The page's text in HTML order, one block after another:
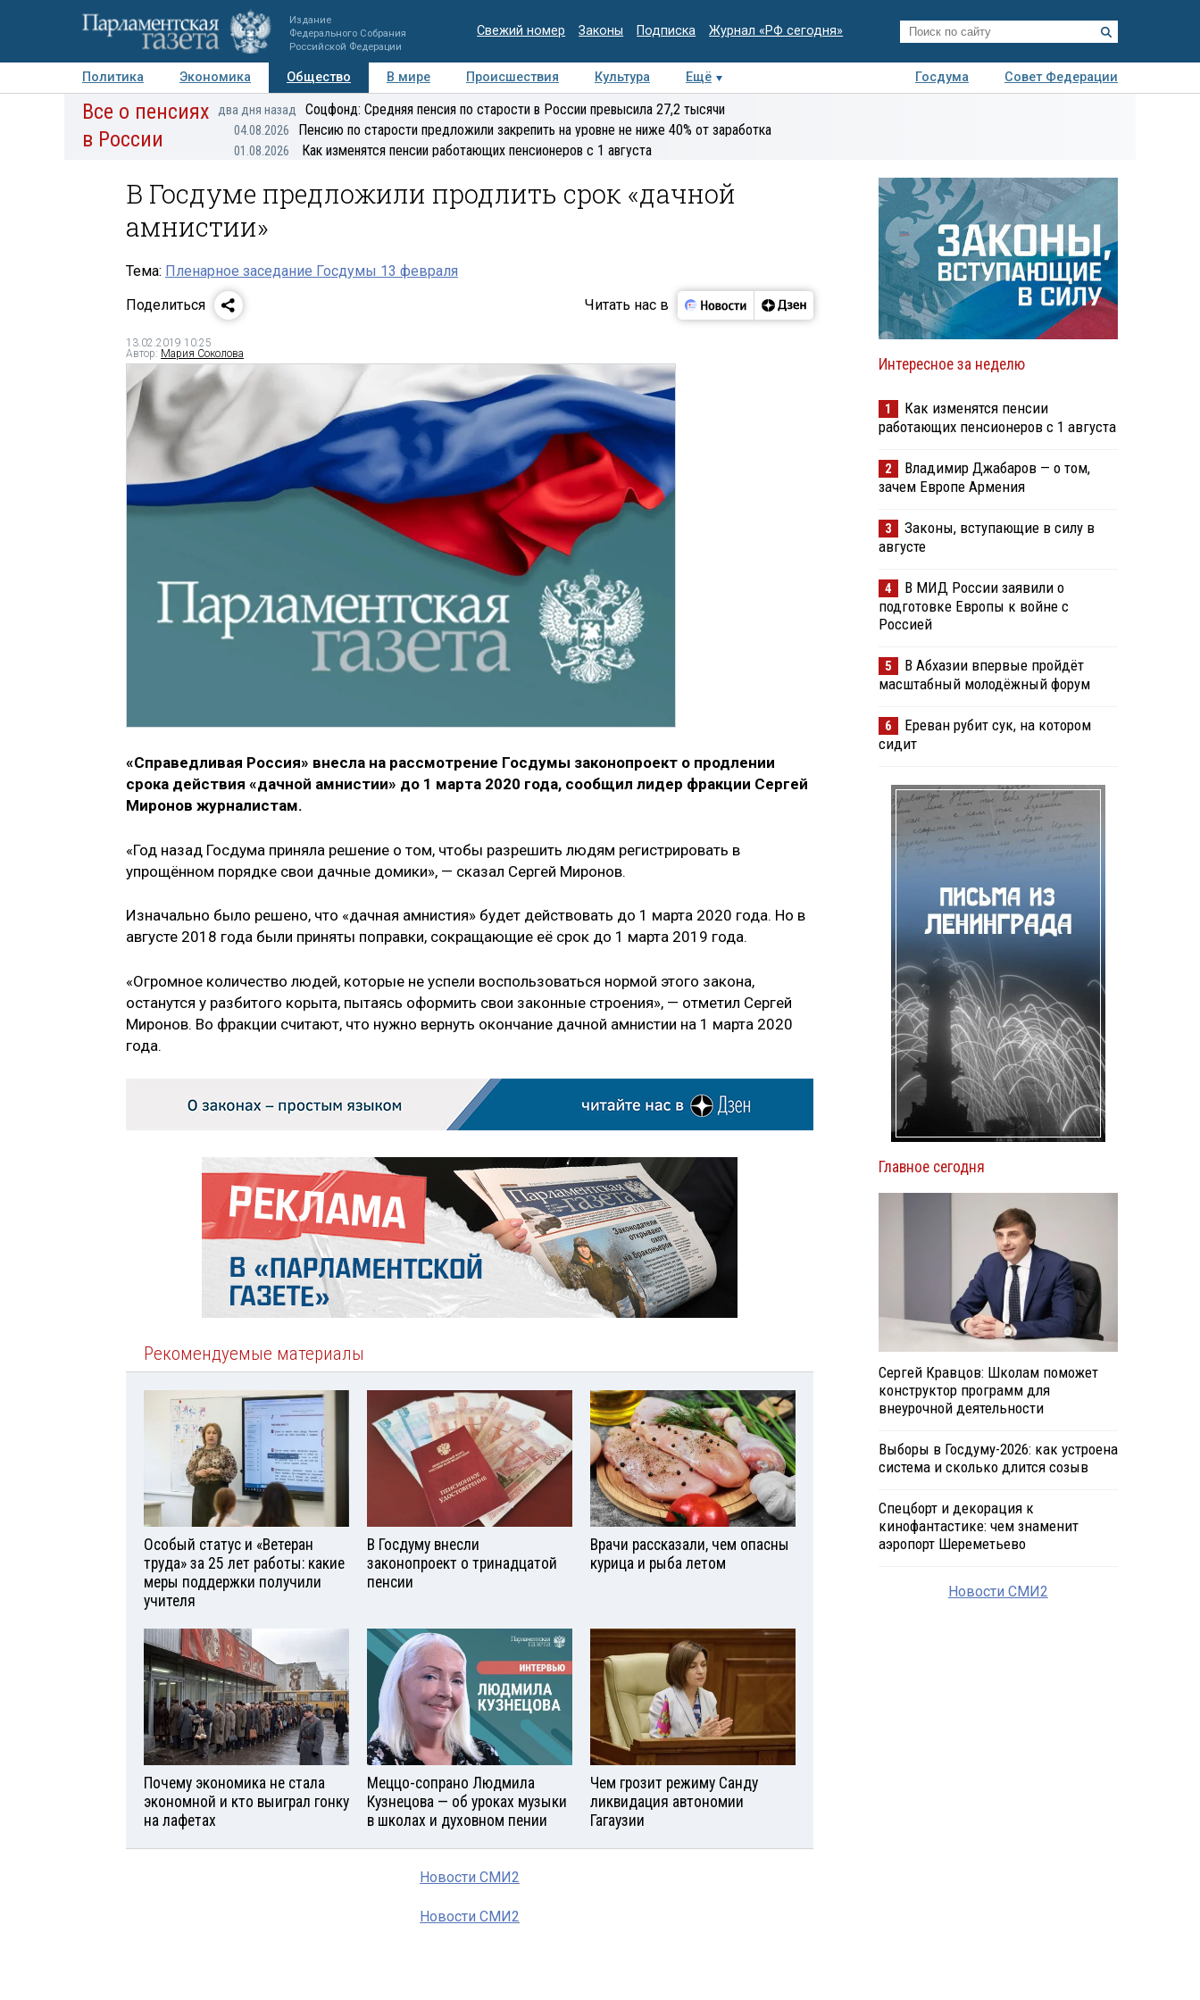
Издание
Федерального Собрания
Российской Федерации
Свежий номер Законы Подписка Журнал «РФ сегодня»
Политика Экономика Общество В мире Происшествия Культура Ещё Госдума
Совет Федерации
Авторы Персоны Мнения Регионы Медиацентр Интервью Колумнисты
Все о пенсиях
в России
два дня назад Соцфонд: Средняя пенсия по старости в России превысила 27,2 тысячи
04.08.2026 Пенсию по старости предложили закрепить на уровне не ниже 40% от заработка
01.08.2026 Как изменятся пенсии работающих пенсионеров с 1 августа
В Госдуме предложили продлить срок «дачной
амнистии»
Тема: Пленарное заседание Госдумы 13 февраля
Поделиться
Читать нас в
13.02.2019 10:25
Автор: Мария Соколова
«Справедливая Россия» внесла на рассмотрение Госдумы законопроект о продлении
срока действия «дачной амнистии» до 1 марта 2020 года, сообщил лидер фракции Сергей
Миронов журналистам.
«Год назад Госдума приняла решение о том, чтобы разрешить людям регистрировать в
упрощённом порядке свои дачные домики», — сказал Сергей Миронов.
Изначально было решено, что «дачная амнистия» будет действовать до 1 марта 2020 года. Но в
августе 2018 года были приняты поправки, сокращающие её срок до 1 марта 2019 года.
«Огромное количество людей, которые не успели воспользоваться нормой этого закона,
останутся у разбитого корыта, пытаясь оформить свои законные строения», — отметил Сергей
Миронов. Во фракции считают, что нужно вернуть окончание дачной амнистии на 1 марта 2020
года.
Рекомендуемые материалы
Особый статус и «Ветеран
труда» за 25 лет работы: какие
меры поддержки получили
учителя
В Госдуму внесли
законопроект о тринадцатой
пенсии
Врачи рассказали, чем опасны
курица и рыба летом
Почему экономика не стала
экономной и кто выиграл гонку
на лафетах
Меццо-сопрано Людмила
Кузнецова — об уроках музыки
в школах и духовном пении
Чем грозит режиму Санду
ликвидация автономии
Гагаузии
Новости СМИ2
Новости СМИ2
Интересное за неделю
1
Как изменятся пенсии
работающих пенсионеров с 1 августа
2
Владимир Джабаров — о том,
зачем Европе Армения
3
Законы, вступающие в силу в
августе
4
В МИД России заявили о
подготовке Европы к войне с
Россией
5
В Абхазии впервые пройдёт
масштабный молодёжный форум
6
Ереван рубит сук, на котором
сидит
Главное сегодня
Сергей Кравцов: Школам поможет
конструктор программ для
внеурочной деятельности
Выборы в Госдуму-2026: как устроена
система и сколько длится созыв
Спецборт и декорация к
кинофантастике: чем знаменит
аэропорт Шереметьево
Новости СМИ2